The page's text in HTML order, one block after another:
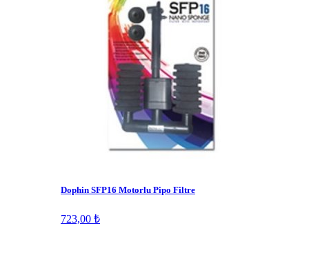
Dophin SFP16 Motorlu Pipo Filtre
723,00 ₺